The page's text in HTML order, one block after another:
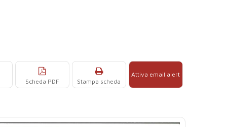
Attiva email alert
Stampa scheda
Scheda PDF